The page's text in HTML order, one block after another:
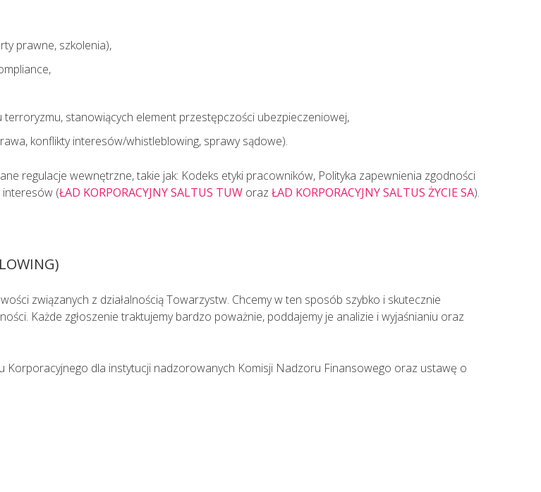
prawne, szkolenia),
stanowiących element przestępczości ubezpieczeniowej,
konflikty interesów/whistleblowing, sprawy sądowe).
regulacje wewnętrzne, takie jak: Kodeks etyki pracowników, Polityka zapewnienia zgodności
interesów (ŁAD KORPORACYJNY SALTUS TUW oraz ŁAD KORPORACYJNY SALTUS ŻYCIE SA).
związanych z działalnością Towarzystw. Chcemy w ten sposób szybko i skutecznie
Każde zgłoszenie traktujemy bardzo poważnie, poddajemy je analizie i wyjaśnianiu oraz
dla instytucji nadzorowanych Komisji Nadzoru Finansowego oraz ustawę o